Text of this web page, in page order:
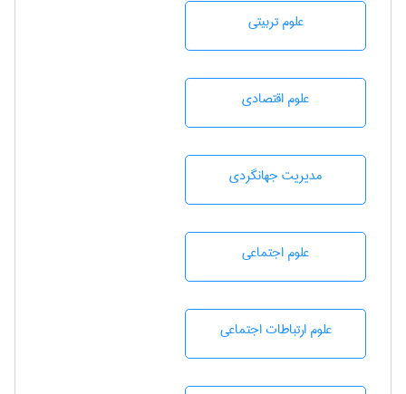
علوم تربيتی
علوم اقتصادی
مديريت جهانگردی
علوم اجتماعی
علوم ارتباطات اجتماعی